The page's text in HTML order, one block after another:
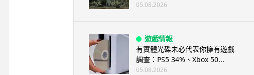
05.08.2026
遊戲情報
有實體光碟未必代表你擁有遊戲
調查：PS5 34%、Xbox 50...
05.08.2026